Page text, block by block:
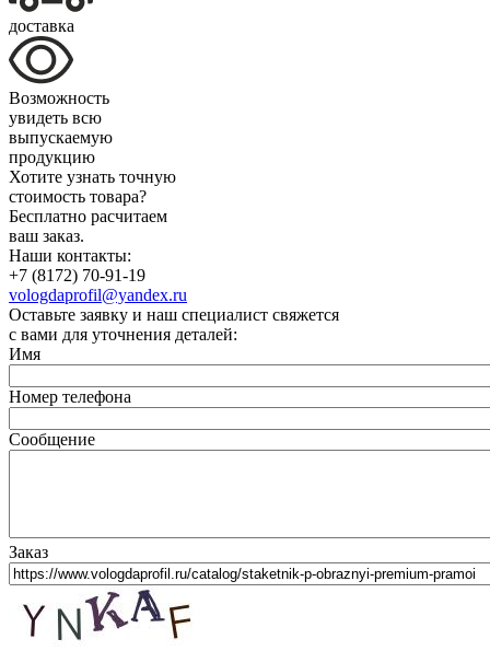
доставка
Возможность
увидеть всю
выпускаемую
продукцию
Хотите узнать точную
стоимость товара?
Бесплатно расчитаем
ваш заказ.
Наши контакты:
+7 (8172) 70-91-19
vologdaprofil@yandex.ru
Оставьте заявку и наш специалист свяжется
с вами для уточнения деталей:
Имя
Номер телефона
Сообщение
Заказ